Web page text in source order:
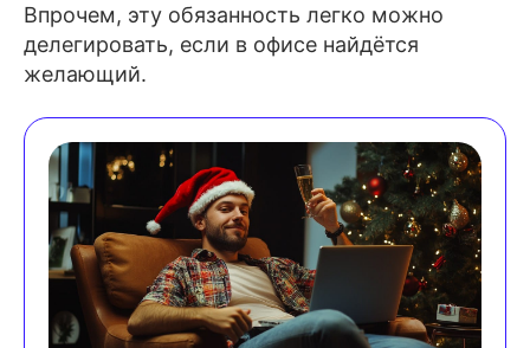
Впрочем, эту обязанность легко можно
делегировать, если в офисе найдётся
желающий.